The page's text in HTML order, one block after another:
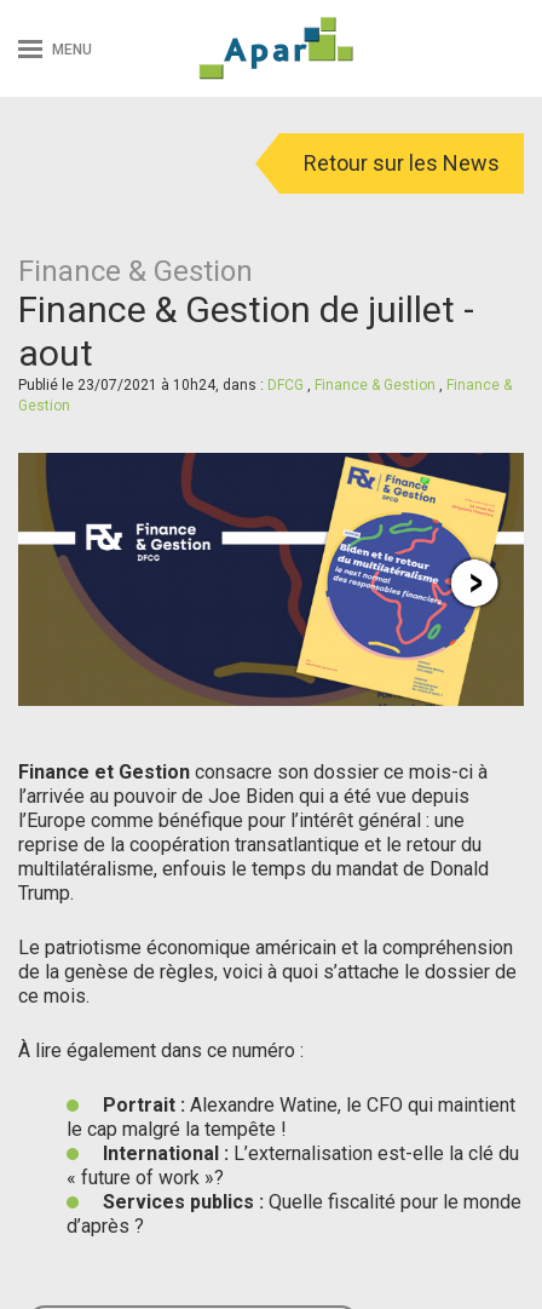
MENU
Retour sur les News
Finance & Gestion
Finance & Gestion de juillet -
aout
Publié le 23/07/2021 à 10h24, dans : DFCG , Finance & Gestion , Finance &
Gestion
Finance et Gestion consacre son dossier ce mois-ci à
l’arrivée au pouvoir de Joe Biden qui a été vue depuis
l’Europe comme bénéfique pour l’intérêt général : une
reprise de la coopération transatlantique et le retour du
multilatéralisme, enfouis le temps du mandat de Donald
Trump.
Le patriotisme économique américain et la compréhension
de la genèse de règles, voici à quoi s’attache le dossier de
ce mois.
À lire également dans ce numéro :
Portrait : Alexandre Watine, le CFO qui maintient
le cap malgré la tempête !
International : L’externalisation est-elle la clé du
« future of work »?
Services publics : Quelle fiscalité pour le monde
d’après ?